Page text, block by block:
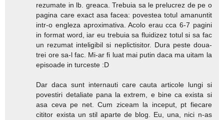
rezumate in lb. greaca. Trebuia sa le prelucrez de pe o
pagina care exact asa facea: povestea totul amanuntit
intr-o engleza aproximativa. Acolo erau cca 6-7 pagini
in format word, iar eu trebuia sa fluidizez totul si sa fac
un rezumat inteligibil si neplictisitor. Dura peste doua-
trei ore sa-l fac. Mi-ar fi luat mai putin daca ma uitam la
episoade in turceste :D
Dar daca sunt internauti care cauta articole lungi si
povestiri detaliate pana la extrem, e bine ca exista si
asa ceva pe net. Cum ziceam la inceput, pt fiecare
cititor exista un stil aparte de blog. Eu, una, nici n-as